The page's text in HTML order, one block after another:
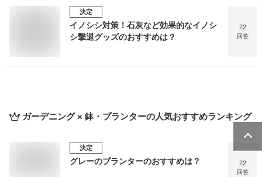
決定
イノシシ対策！石灰など効果的なイノシ
シ撃退グッズのおすすめは？
22
回答
ガーデニング × 鉢・プランターの人気おすすめランキング
決定
グレーのプランターのおすすめは？ 22
回答